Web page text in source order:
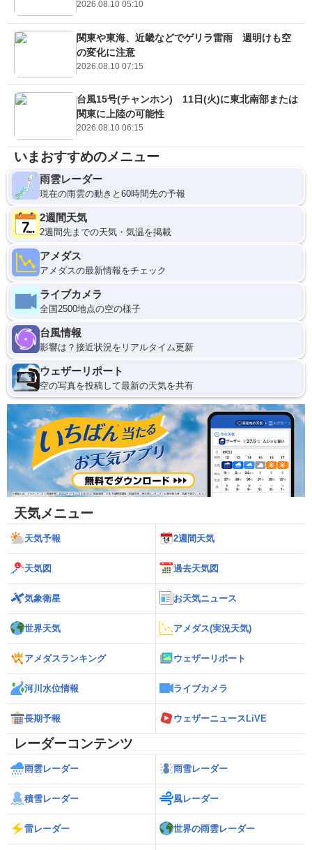
2026.08.10 05:10
関東や東海、近畿などでゲリラ雷雨 週明けも空
の変化に注意
2026.08.10 07:15
台風15号(チャンホン) 11日(火)に東北南部または
関東に上陸の可能性
2026.08.10 06:15
いまおすすめのメニュー
雨雲レーダー
現在の雨雲の動きと60時間先の予報
2週間天気
2週間先までの天気・気温を掲載
アメダス
アメダスの最新情報をチェック
ライブカメラ
全国2500地点の空の様子
台風情報
影響は？接近状況をリアルタイム更新
ウェザーリポート
空の写真を投稿して最新の天気を共有
天気メニュー
天気予報 2週間天気
天気図 過去天気図
気象衛星 お天気ニュース
世界天気 アメダス(実況天気)
アメダスランキング ウェザーリポート
河川水位情報 ライブカメラ
長期予報 ウェザーニュースLiVE
レーダーコンテンツ
雨雲レーダー 雨雪レーダー
積雪レーダー 風レーダー
雷レーダー 世界の雨雲レーダー